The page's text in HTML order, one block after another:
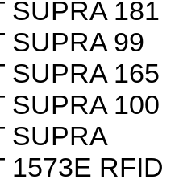
SUPRA 181
SUPRA 99
SUPRA 165
SUPRA 100
SUPRA
1573E RFID